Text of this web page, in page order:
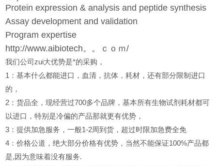
Protein expression & analysis and peptide synthesis
Assay development and validation
Program expertise
http://www.aibiotech。。ｃｏｍ/
我们公司zui大优势是*的采购，
1
：基本什么都能进口，血清，抗体，耗材，还有部分限制进口
的，
2 ：货品全，现经营过700多个品牌，基本所有生物试剂耗材都可
以进口，特别是冷偏的产品那就更有优势，
3 ：提供加急服务，一般1-2周到货，超过时限加急费全免
4 ：价格公道，绝大部分价格有优势，当然不能保证100%产品都
是,因为意味着没有服务.